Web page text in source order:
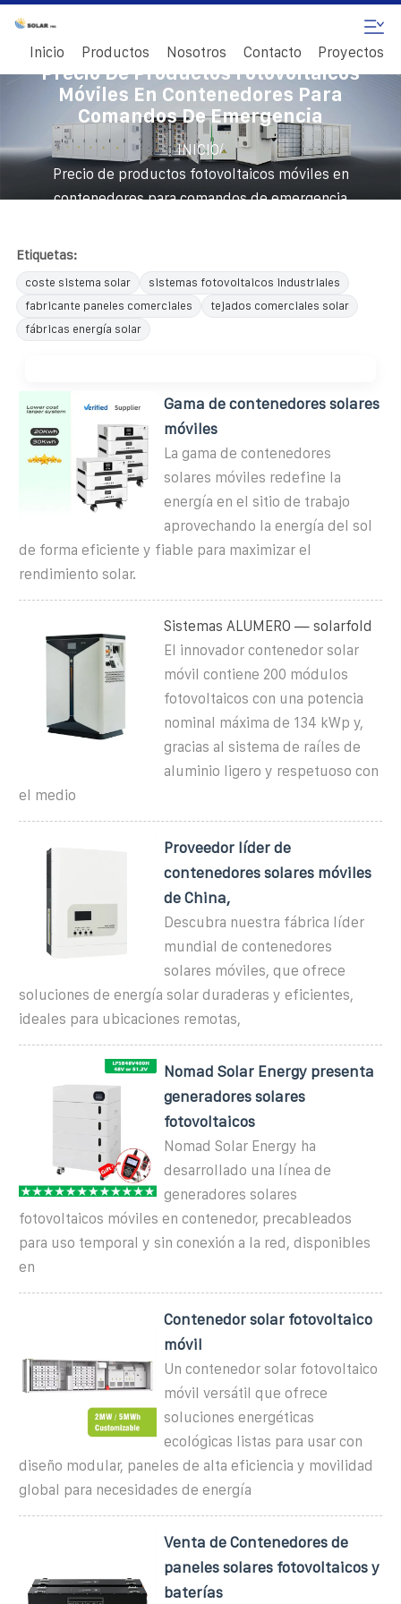
Inicio Productos Nosotros Contacto Proyectos
Precio De Productos Fotovoltaicos
Móviles En Contenedores Para
Comandos De Emergencia
INICIO/
Precio de productos fotovoltaicos móviles en
contenedores para comandos de emergencia
Etiquetas:
coste sistema solar
sistemas fotovoltaicos industriales
fabricante paneles comerciales
tejados comerciales solar
fábricas energía solar
Gama de contenedores solares
móviles
La gama de contenedores
solares móviles redefine la
energía en el sitio de trabajo
aprovechando la energía del sol
de forma eficiente y fiable para maximizar el
rendimiento solar.
Sistemas ALUMERO — solarfold
El innovador contenedor solar
móvil contiene 200 módulos
fotovoltaicos con una potencia
nominal máxima de 134 kWp y,
gracias al sistema de raíles de
aluminio ligero y respetuoso con
el medio
Proveedor líder de
contenedores solares móviles
de China,
Descubra nuestra fábrica líder
mundial de contenedores
solares móviles, que ofrece
soluciones de energía solar duraderas y eficientes,
ideales para ubicaciones remotas,
Nomad Solar Energy presenta
generadores solares
fotovoltaicos
Nomad Solar Energy ha
desarrollado una línea de
generadores solares
fotovoltaicos móviles en contenedor, precableados
para uso temporal y sin conexión a la red, disponibles
en
Contenedor solar fotovoltaico
móvil
Un contenedor solar fotovoltaico
móvil versátil que ofrece
soluciones energéticas
ecológicas listas para usar con
diseño modular, paneles de alta eficiencia y movilidad
global para necesidades de energía
Venta de Contenedores de
paneles solares fotovoltaicos y
baterías